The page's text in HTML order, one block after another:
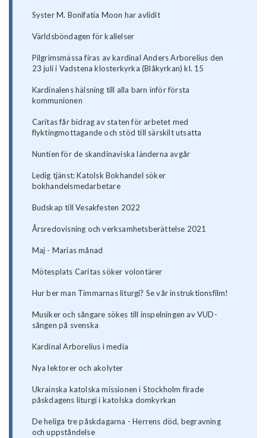
Syster M. Bonifatia Moon har avlidit
Världsböndagen för kallelser
Pilgrimsmässa firas av kardinal Anders Arborelius den
23 juli i Vadstena klosterkyrka (Blåkyrkan) kl. 15
Kardinalens hälsning till alla barn inför första
kommunionen
Caritas får bidrag av staten för arbetet med
flyktingmottagande och stöd till särskilt utsatta
Nuntien för de skandinaviska länderna avgår
Ledig tjänst: Katolsk Bokhandel söker
bokhandelsmedarbetare
Budskap till Vesakfesten 2022
Årsredovisning och verksamhetsberättelse 2021
Maj - Marias månad
Mötesplats Caritas söker volontärer
Hur ber man Timmarnas liturgi? Se vår instruktionsfilm!
Musiker och sångare sökes till inspelningen av VUD-
sången på svenska
Kardinal Arborelius i media
Nya lektorer och akolyter
Ukrainska katolska missionen i Stockholm firade
påskdagens liturgi i katolska domkyrkan
De heliga tre påskdagarna - Herrens död, begravning
och uppståndelse